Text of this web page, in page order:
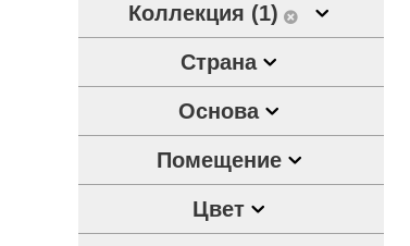
Коллекция (1)
Страна
Основа
Помещение
Цвет